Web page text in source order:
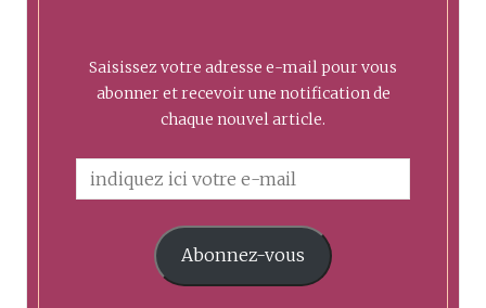
Saisissez votre adresse e-mail pour vous
abonner et recevoir une notification de
chaque nouvel article.
Abonnez-vous